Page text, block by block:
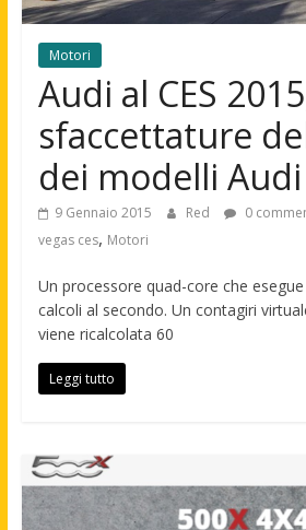
Motori
Audi al CES
sfaccettature
dei modelli Audi
9 Gennaio 2015 Red 0
vegas ces, Motori
Un processore quad-core che
calcoli al secondo. Un contagiri
viene ricalcolata 60
Leggi tutto